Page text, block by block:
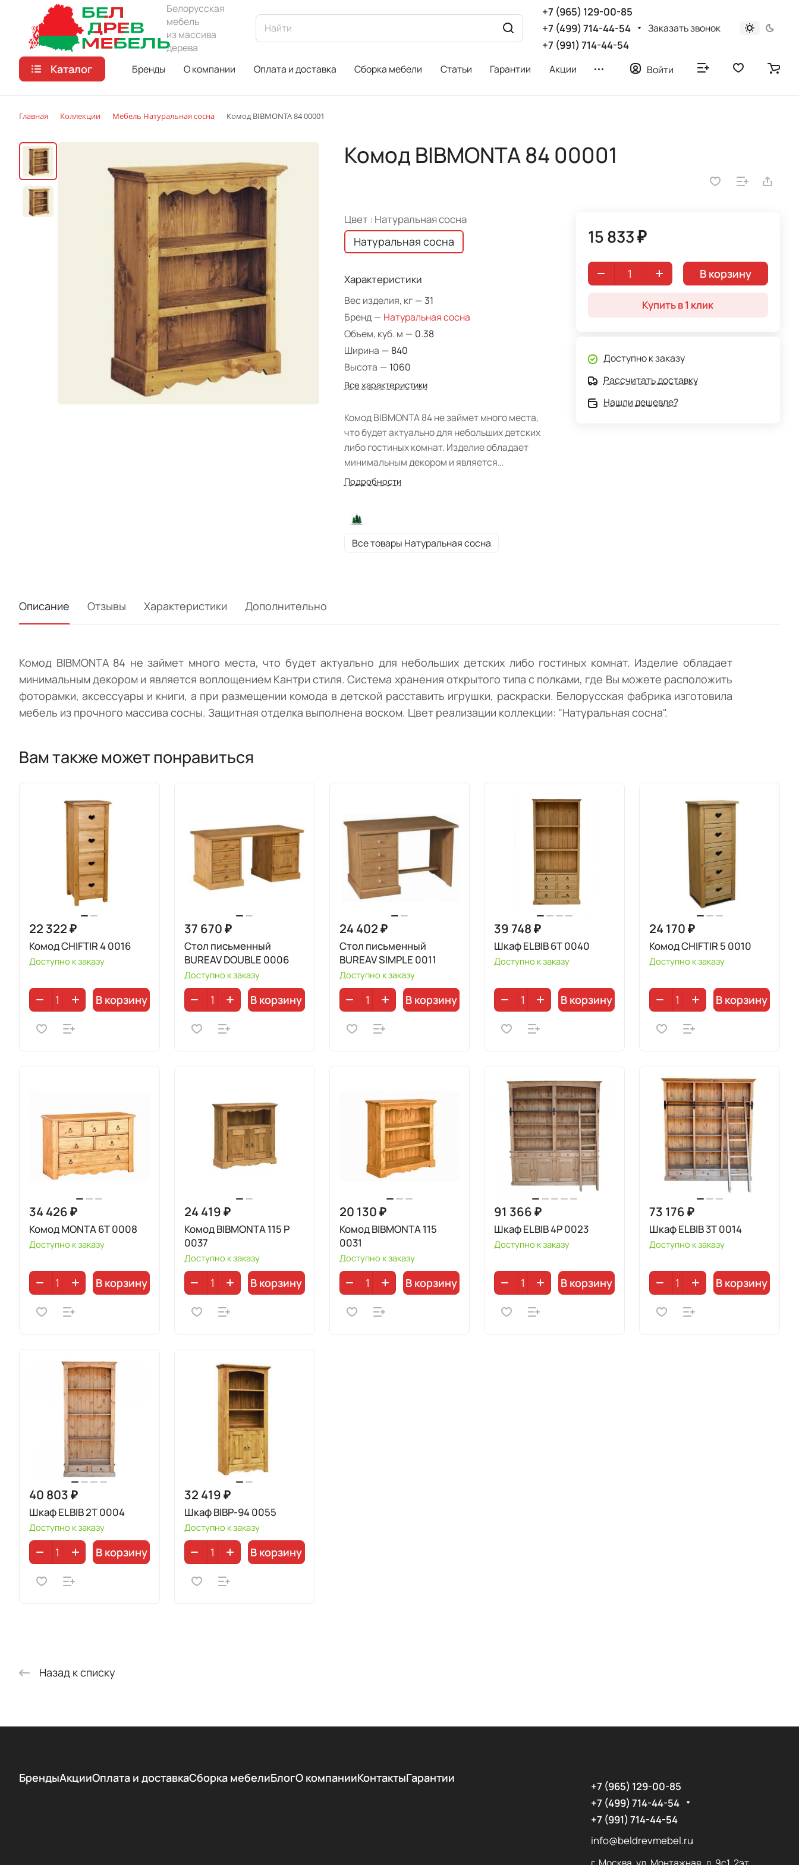
Белорусская
мебель
из массива
дерева
+7 (965) 129-00-85
+7 (499) 714-44-54
+7 (991) 714-44-54
Заказать звонок
Каталог Бренды О компании Оплата и доставка Сборка мебели Статьи Гарантии Акции Войти
Главная Коллекции Мебель Натуральная сосна Комод BIBMONTA 84 00001
Комод BIBMONTA 84 00001
Цвет : Натуральная сосна
Натуральная сосна
Характеристики
Вес изделия, кг — 31
Бренд — Натуральная сосна
Объем, куб. м — 0.38
Ширина — 840
Высота — 1060
Все характеристики
Комод BIBMONTA 84 не займет много места,
что будет актуально для небольших детских
либо гостиных комнат. Изделие обладает
минимальным декором и является
воплощением Кантри стиля. Система
и книги, а при размещении комода в детской
расставить игрушки, раскраски. Белорусская
фабрика изготовила мебель из прочного
Подробности
Все товары Натуральная сосна
15 833 ₽
В корзину
Купить в 1 клик
Доступно к заказу
Рассчитать доставку
Нашли дешевле?
Описание Отзывы Характеристики Дополнительно
Комод BIBMONTA 84 не займет много места, что будет актуально для небольших детских либо гостиных комнат. Изделие обладает
минимальным декором и является воплощением Кантри стиля. Система хранения открытого типа с полками, где Вы можете расположить
фоторамки, аксессуары и книги, а при размещении комода в детской расставить игрушки, раскраски. Белорусская фабрика изготовила
мебель из прочного массива сосны. Защитная отделка выполнена воском. Цвет реализации коллекции: "Натуральная сосна".
Вам также может понравиться
22 322 ₽
Комод CHIFTIR 4 0016
Доступно к заказу
В корзину
37 670 ₽
Стол письменный
BUREAV DOUBLE 0006
Доступно к заказу
В корзину
24 402 ₽
Стол письменный
BUREAV SIMPLE 0011
Доступно к заказу
В корзину
39 748 ₽
Шкаф ELBIB 6T 0040
Доступно к заказу
В корзину
24 170 ₽
Комод CHIFTIR 5 0010
Доступно к заказу
В корзину
34 426 ₽
Комод MONTA 6T 0008
Доступно к заказу
В корзину
24 419 ₽
Комод BIBMONTA 115 Р
0037
Доступно к заказу
В корзину
20 130 ₽
Комод BIBMONTA 115
0031
Доступно к заказу
В корзину
91 366 ₽
Шкаф ELBIB 4P 0023
Доступно к заказу
В корзину
73 176 ₽
Шкаф ELBIB 3T 0014
Доступно к заказу
В корзину
40 803 ₽
Шкаф ELBIB 2T 0004
Доступно к заказу
В корзину
32 419 ₽
Шкаф BIBP-94 0055
Доступно к заказу
В корзину
Назад к списку
БрендыАкцииОплата и доставкаСборка мебелиБлогО компанииКонтактыГарантии
+7 (965) 129-00-85
+7 (499) 714-44-54
+7 (991) 714-44-54
info@beldrevmebel.ru